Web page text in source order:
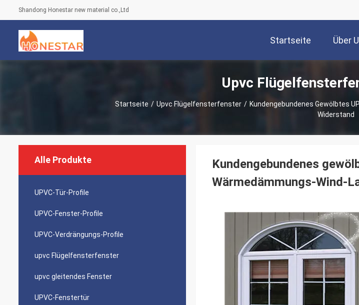
Shandong Honestar new material co.,Ltd
Startseite Über
Upvc
Startseite / Upvc Flügelfensterfenster / Kundengebundenes Gewölbtes
Widerstand
Alle Produkte
UPVC-Tür-Profile
UPVC-Fenster-Profile
UPVC-Verdrängungs-Profile
upvc Flügelfensterfenster
upvc gleitendes Fenster
UPVC-Fenstertür
Kundengebundenes
Wärmedämmungs-Wind-